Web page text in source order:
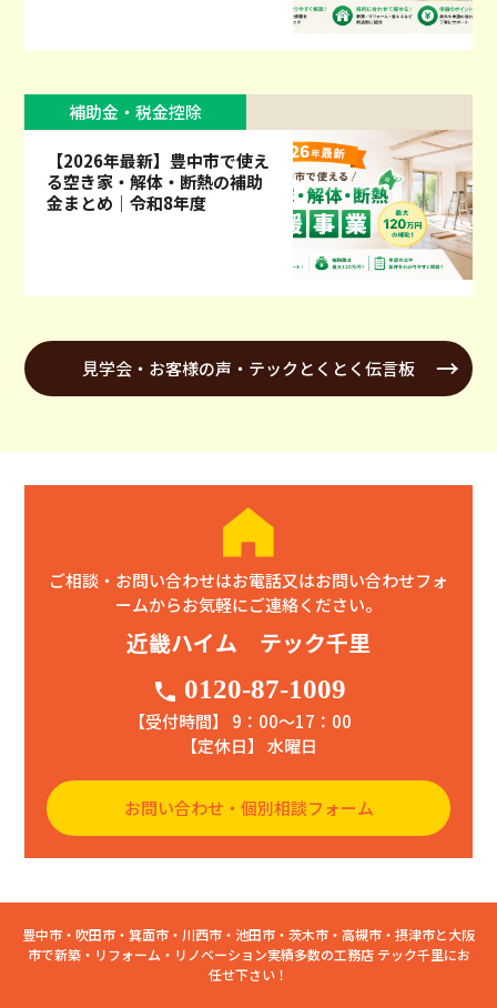
補助金・税金控除
【2026年最新】豊中市で使え
る空き家・解体・断熱の補助
金まとめ｜令和8年度
見学会・お客様の声・テックとくとく伝言板
ご相談・お問い合わせはお電話又はお問い合わせフォ
ームからお気軽にご連絡ください。
近畿ハイム テック千里
phone 0120-87-1009
【受付時間】 9：00〜17：00
【定休日】 水曜日
お問い合わせ・個別相談フォーム
豊中市・吹田市・箕面市・川西市・池田市・茨木市・高槻市・摂津市と大阪
市で新築・リフォーム・リノベーション実績多数の工務店 テック千里にお
任せ下さい！